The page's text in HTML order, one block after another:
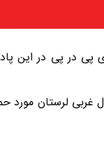
پی در پی در این
لرستان مورد